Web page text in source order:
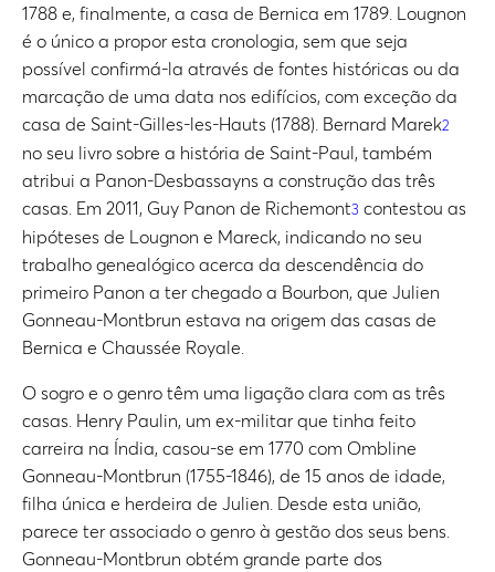
1788 e, finalmente, a casa de Bernica em 1789. Lougnon
é o único a propor esta cronologia, sem que seja
possível confirmá-la através de fontes históricas ou da
marcação de uma data nos edifícios, com exceção da
casa de Saint-Gilles-les-Hauts (1788). Bernard Marek2
no seu livro sobre a história de Saint-Paul, também
atribui a Panon-Desbassayns a construção das três
casas. Em 2011, Guy Panon de Richemont3 contestou as
hipóteses de Lougnon e Mareck, indicando no seu
trabalho genealógico acerca da descendência do
primeiro Panon a ter chegado a Bourbon, que Julien
Gonneau-Montbrun estava na origem das casas de
Bernica e Chaussée Royale.
O sogro e o genro têm uma ligação clara com as três
casas. Henry Paulin, um ex-militar que tinha feito
carreira na Índia, casou-se em 1770 com Ombline
Gonneau-Montbrun (1755-1846), de 15 anos de idade,
filha única e herdeira de Julien. Desde esta união,
parece ter associado o genro à gestão dos seus bens.
Gonneau-Montbrun obtém grande parte dos